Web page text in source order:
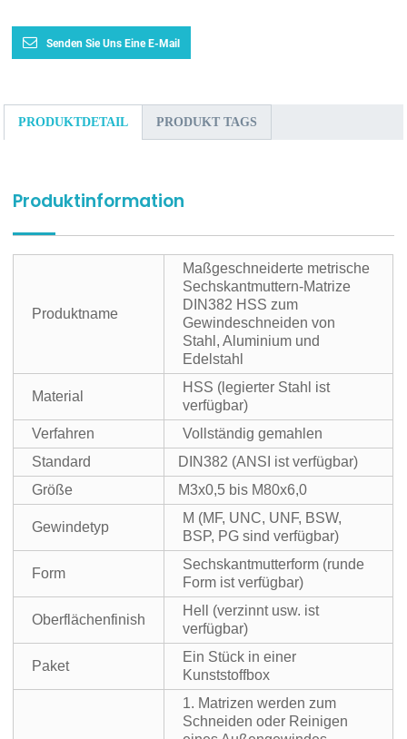
Senden Sie Uns Eine E-Mail
PRODUKTDETAIL PRODUKT TAGS
Produktinformation
Produktname
Maßgeschneiderte metrische
Sechskantmuttern-Matrize
DIN382 HSS zum
Gewindeschneiden von
Stahl, Aluminium und
Edelstahl
Material
HSS (legierter Stahl ist
verfügbar)
Verfahren
Vollständig gemahlen
Standard
DIN382 (ANSI ist verfügbar)
Größe
M3x0,5 bis M80x6,0
Gewindetyp
M (MF, UNC, UNF, BSW,
BSP, PG sind verfügbar)
Form
Sechskantmutterform (runde
Form ist verfügbar)
Oberflächenfinish
Hell (verzinnt usw. ist
verfügbar)
Paket
Ein Stück in einer
Kunststoffbox
1. Matrizen werden zum
Schneiden oder Reinigen